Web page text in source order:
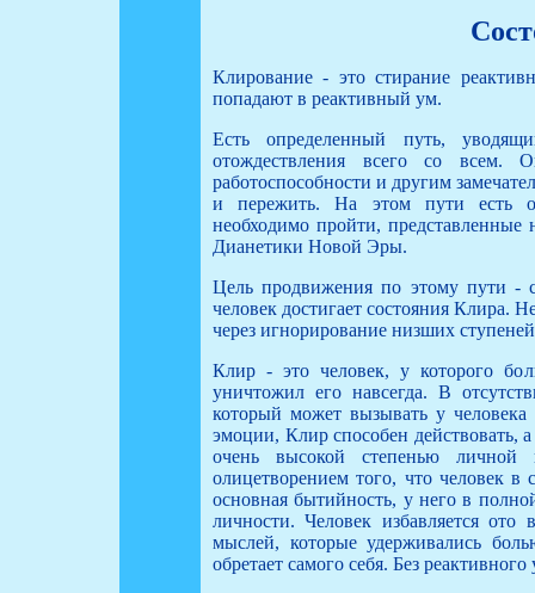
Клирование - это стирание
попадают в реактивный ум.
Есть определенный путь,
отождествления всего со всем.
работоспособности и другим
и пережить. На этом пути есть
необходимо пройти,
Дианетики Новой Эры.
Цель продвижения по этому пути -
человек достигает состояния Клира.
через игнорирование низших
Клир - это человек, у которого
уничтожил его навсегда. В
который может вызывать у
эмоции, Клир способен действовать,
очень высокой степенью личной
олицетворением того, что человек
основная бытийность, у него в
личности. Человек избавляется
мыслей, которые удерживались
обретает самого себя. Без